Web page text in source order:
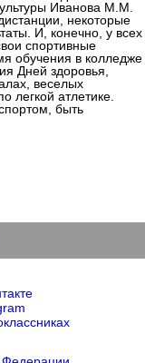
Иванова М.М.
некоторые
И, конечно, у всех
спортивные
обучения в колледже
Дней здоровья,
веселых
легкой атлетике.
быть